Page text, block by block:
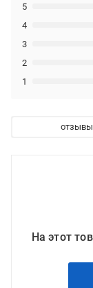
1
2
3
4
5
отзывы
На этот